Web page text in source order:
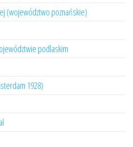
(województwo poznańskie)
podlaskim
1928)